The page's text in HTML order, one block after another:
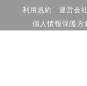
北海道
開業・経営に関
内装・設備
食材・仕入れ
ログイン
飲食店サクセスガイ
利用規約 運営会
個人情報保護方